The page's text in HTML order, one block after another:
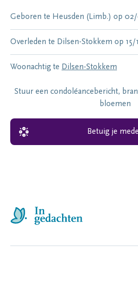
Geboren te Heusden (Limb.) op 02/
Overleden te Dilsen-Stokkem op 15/
Woonachtig te Dilsen-Stokkem
Stuur een condoléancebericht,
bloemen
Betuig je